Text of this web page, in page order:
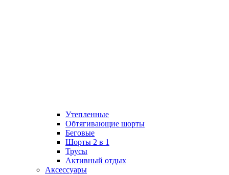
Утепленные
Обтягивающие шорты
Беговые
Шорты 2 в 1
Трусы
Активный отдых
Аксессуары